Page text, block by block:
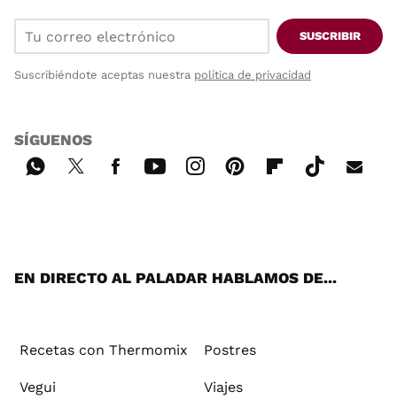
SUSCRIBIR
Suscribiéndote aceptas nuestra política de privacidad
SÍGUENOS
EN DIRECTO AL PALADAR HABLAMOS DE...
Recetas con Thermomix Postres
Vegui Viajes